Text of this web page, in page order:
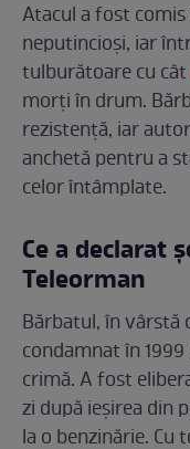
Atacul a fost
neputincioși, iar
tulburătoare cu cât
morți în drum.
rezistență, iar
anchetă pentru a
celor întâmplate.
Ce a declarat
Teleorman
Bărbatul, în vârstă
condamnat în
crimă. A fost
zi după ieșirea din
la o benzinărie. Cu